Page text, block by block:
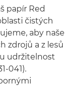
papír Red
čistých
aby naše
zdrojů a z lesů
udržitelnost
041).